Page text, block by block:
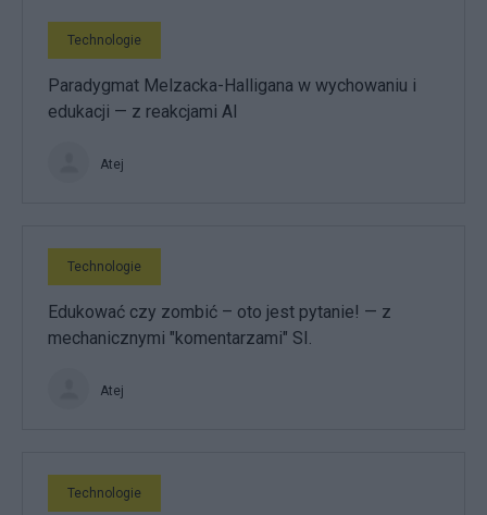
Technologie
Paradygmat Melzacka-Halligana w wychowaniu i
edukacji — z reakcjami AI
Atej
Technologie
Edukować czy zombić – oto jest pytanie! — z
mechanicznymi "komentarzami" SI.
Atej
Technologie